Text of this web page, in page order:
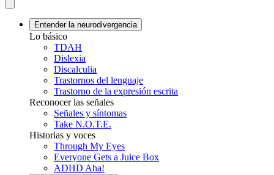
Entender la neurodivergencia
Lo básico
TDAH
Dislexia
Discalculia
Trastornos del lenguaje
Trastorno de la expresión escrita
Reconocer las señales
Señales y síntomas
Take N.O.T.E.
Historias y voces
Through My Eyes
Everyone Gets a Juice Box
ADHD Aha!